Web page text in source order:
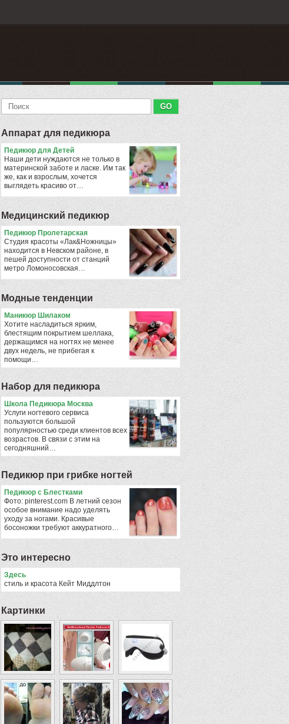
Аппарат для педикюра
Педикюр для Детей
Наши дети нуждаются не только в
материнской заботе и ласке. Им так
же, как и взрослым, хочется
выглядеть красиво от…
Медицинский педикюр
Педикюр Пролетарская
Cтудия красоты «Лак&Ножницы»
находится в Невском районе, в
пешей доступности от станций
метро Ломоносовская…
Модные тенденции
Маникюр Шилаком
Хотите насладиться ярким,
блестящим покрытием шеллака,
держащимся на ногтях не менее
двух недель, не прибегая к
помощи…
Набор для педикюра
Школа Педикюра Москва
Услуги ногтевого сервиса
пользуются большой
популярностью среди клиентов всех
возрастов. В связи с этим на
сегодняшний…
Педикюр при грибке ногтей
Педикюр с Блестками
Фото: pinterest.com В летний сезон
особое внимание надо уделять
уходу за ногами. Красивые
босоножки требуют аккуратного…
Это интересно
Здесь
стиль и красота Кейт Миддлтон
Картинки